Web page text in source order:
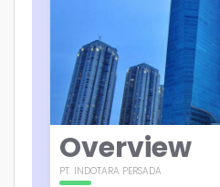
Overview
PT. INDOTARA PERSADA